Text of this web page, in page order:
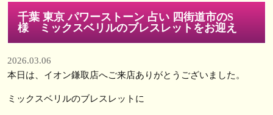
千葉 東京 パワーストーン 占い 四街道市のS
様 ミックスベリルのブレスレットをお迎え
2026.03.06
本日は、イオン鎌取店へご来店ありがとうございました。
ミックスベリルのブレスレットに